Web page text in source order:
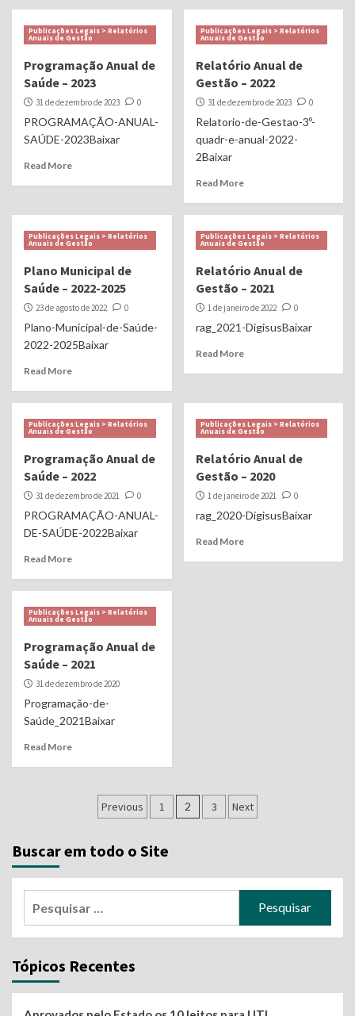
Publicações Legais > Relatórios
Anuais de Gestão
Programação Anual de
Saúde – 2023
31 de dezembro de 2023 0
PROGRAMAÇÃO-ANUAL-
SAÚDE-2023Baixar
Read More
Publicações Legais > Relatórios
Anuais de Gestão
Relatório Anual de
Gestão – 2022
31 de dezembro de 2023 0
Relatorio-de-Gestao-3º-
quadr-e-anual-2022-
2Baixar
Read More
Publicações Legais > Relatórios
Anuais de Gestão
Plano Municipal de
Saúde – 2022-2025
23 de agosto de 2022 0
Plano-Municipal-de-Saúde-
2022-2025Baixar
Read More
Publicações Legais > Relatórios
Anuais de Gestão
Relatório Anual de
Gestão – 2021
1 de janeiro de 2022 0
rag_2021-DigisusBaixar
Read More
Publicações Legais > Relatórios
Anuais de Gestão
Programação Anual de
Saúde – 2022
31 de dezembro de 2021 0
PROGRAMAÇÃO-ANUAL-
DE-SAÚDE-2022Baixar
Read More
Publicações Legais > Relatórios
Anuais de Gestão
Relatório Anual de
Gestão – 2020
1 de janeiro de 2021 0
rag_2020-DigisusBaixar
Read More
Publicações Legais > Relatórios
Anuais de Gestão
Programação Anual de
Saúde – 2021
31 de dezembro de 2020
Programação-de-
Saúde_2021Baixar
Read More
Navegação
posts
Previous 1 2 3 Next
Buscar em todo o Site
Tópicos Recentes